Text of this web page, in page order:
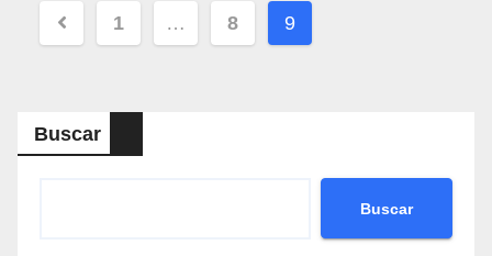
Navegación
entradas
1 … 8 9
Buscar
Buscar